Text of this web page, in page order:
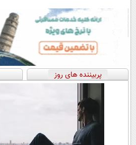
پربیننده های روز